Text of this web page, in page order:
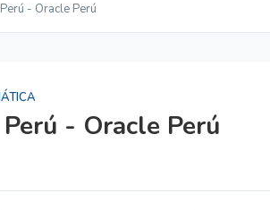
- Oracle Perú
- Oracle Perú